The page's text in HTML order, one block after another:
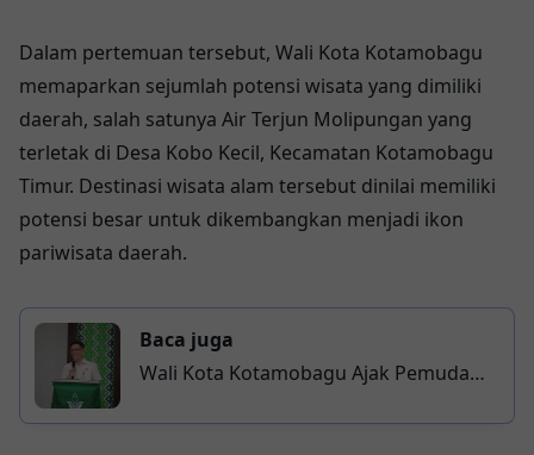
Dalam pertemuan tersebut, Wali Kota Kotamobagu
memaparkan sejumlah potensi wisata yang dimiliki
daerah, salah satunya Air Terjun Molipungan yang
terletak di Desa Kobo Kecil, Kecamatan Kotamobagu
Timur. Destinasi wisata alam tersebut dinilai memiliki
potensi besar untuk dikembangkan menjadi ikon
pariwisata daerah.
Baca juga
Wali Kota Kotamobagu Ajak Pemuda